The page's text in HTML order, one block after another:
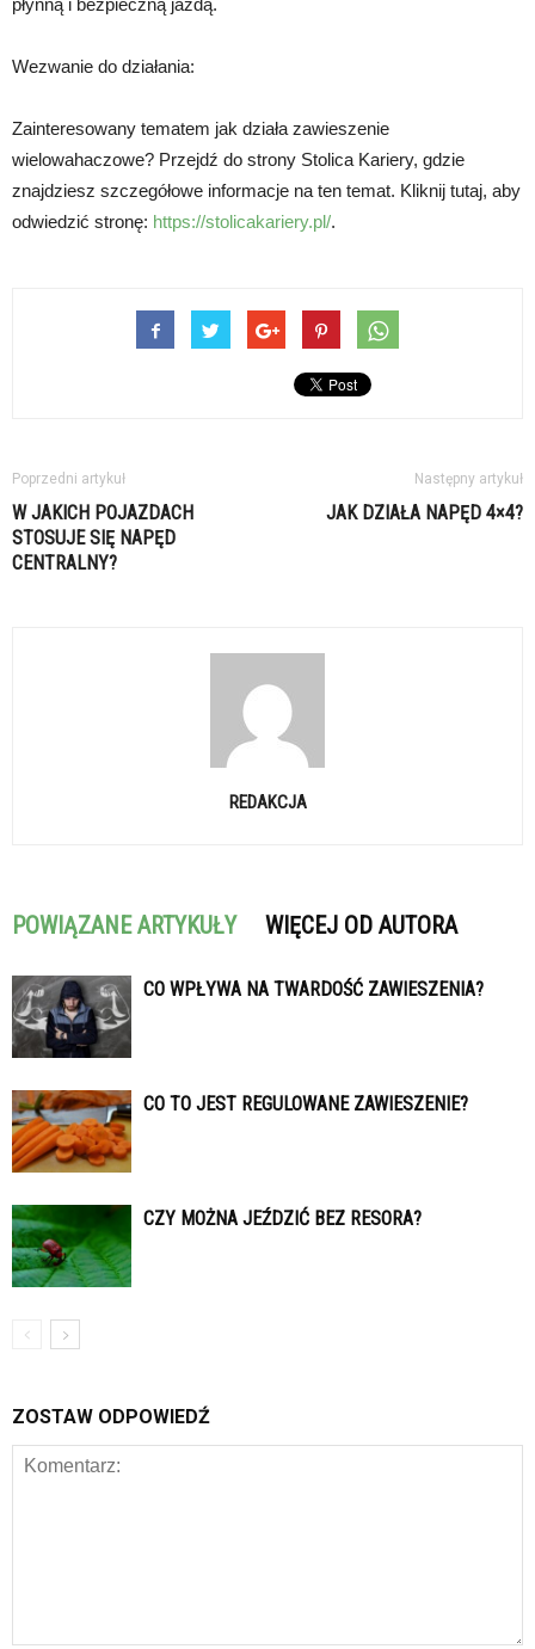
płynną i bezpieczną jazdą.
Wezwanie do działania:
Zainteresowany tematem jak działa zawieszenie
wielowahaczowe? Przejdź do strony Stolica Kariery, gdzie
znajdziesz szczegółowe informacje na ten temat. Kliknij tutaj, aby
odwiedzić stronę: https://stolicakariery.pl/.
Poprzedni artykuł
W JAKICH POJAZDACH
STOSUJE SIĘ NAPĘD
CENTRALNY?
Następny artykuł
JAK DZIAŁA NAPĘD 4×4?
REDAKCJA
POWIĄZANE ARTYKUŁY WIĘCEJ OD AUTORA
CO WPŁYWA NA TWARDOŚĆ ZAWIESZENIA?
CO TO JEST REGULOWANE ZAWIESZENIE?
CZY MOŻNA JEŹDZIĆ BEZ RESORA?
ZOSTAW ODPOWIEDŹ